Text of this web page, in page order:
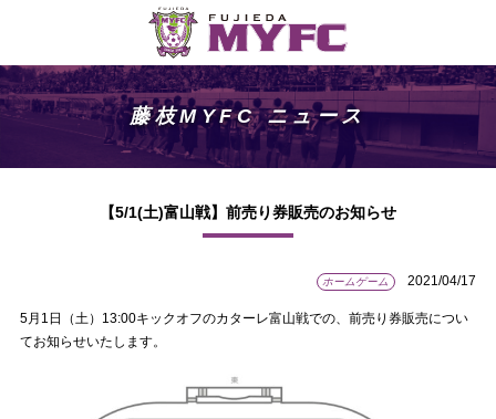
藤枝MYFC ニュース
【5/1(土)富山戦】前売り券販売のお知らせ
ホームゲーム 2021/04/17
5月1日（土）13:00キックオフのカターレ富山戦での、前売り券販売につい
てお知らせいたします。